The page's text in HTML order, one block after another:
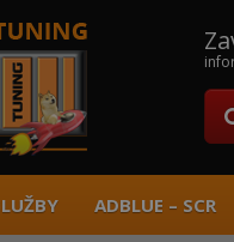
ADBLUE – SCR